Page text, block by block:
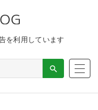
を利用しています